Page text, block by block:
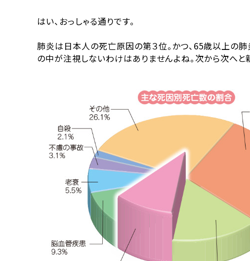
はい、おっしゃる通りです。
肺炎は日本人の死亡原因の第３位。かつ、65歳以上の
の中が注視しないわけはありませんよね。次から次へと